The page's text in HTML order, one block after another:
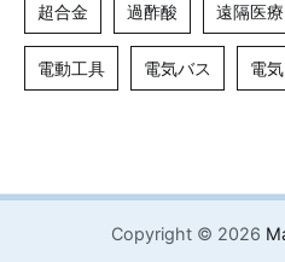
超合金 過酢酸 遠隔医療
電動工具 電気バス 電
Copyright © 2026